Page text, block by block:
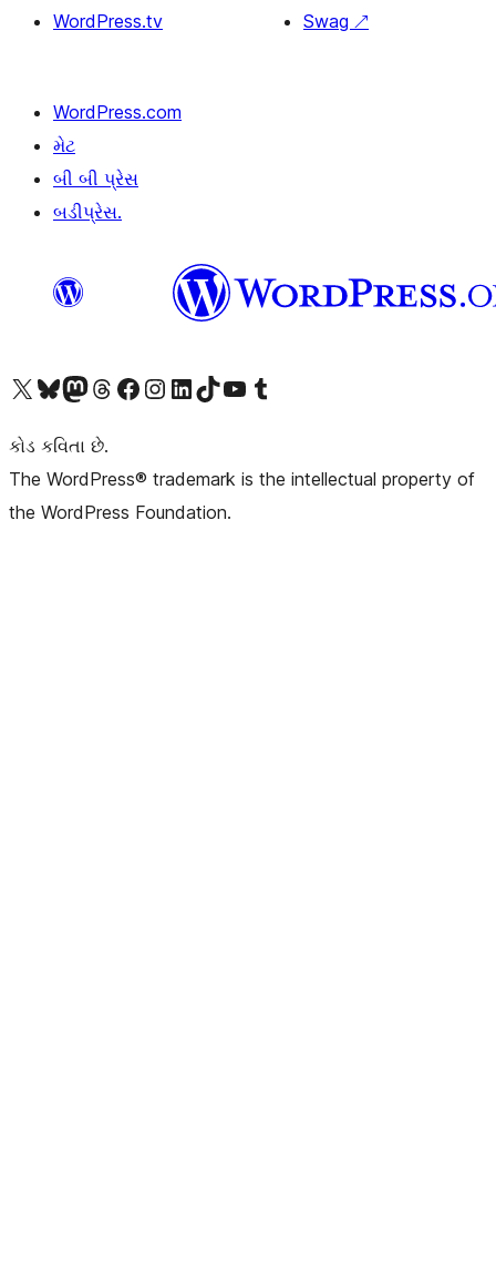
WordPress.tv
Swag ↗
WordPress.com
મેટ
બી બી પ્રેસ
બડીપ્રેસ.
અમારા X (અગાઉ ટ્વિટર) એકાઉન્ટની મુલાકાત લોઅમારા Bluesky એકાઉન્ટની મુલાકાત લોઅમારા માસ્ટોડોન એકાઉન્ટની મુલાકાત લોઅમારા Threads એકાઉન્ટની મુલાકાત લો અમારા ફેસબુક પેજની મુલાકાત લોઅમારા ઇન્સ્ટાગ્રામ એકાઉન્ટની મુલાકાત લો અમારા LinkedIn એકાઉન્ટની મુલાકાત લોઅમારા TikTok એકાઉન્ટની મુલાકાત લોઅમારી YouTube ચેનલની મુલાકાત લો અમારા Tumblr એકાઉન્ટની મુલાકાત લો
કોડ કવિતા છે.
The WordPress® trademark is the intellectual property of
the WordPress Foundation.